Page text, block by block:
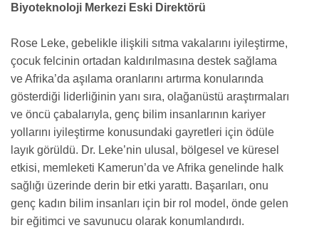
Biyoteknoloji Merkezi Eski Direktörü
Rose Leke, gebelikle ilişkili sıtma vakalarını iyileştirme,
çocuk felcinin ortadan kaldırılmasına destek sağlama
ve Afrika’da aşılama oranlarını artırma konularında
gösterdiği liderliğinin yanı sıra, olağanüstü araştırmaları
ve öncü çabalarıyla, genç bilim insanlarının kariyer
yollarını iyileştirme konusundaki gayretleri için ödüle
layık görüldü. Dr. Leke’nin ulusal, bölgesel ve küresel
etkisi, memleketi Kamerun’da ve Afrika genelinde halk
sağlığı üzerinde derin bir etki yarattı. Başarıları, onu
genç kadın bilim insanları için bir rol model, önde gelen
bir eğitimci ve savunucu olarak konumlandırdı.